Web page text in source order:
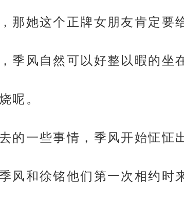
那她这个正牌女朋友肯定要
季风自然可以好整以暇的坐
呢。
的一些事情，季风开始怔怔
风和徐铭他们第一次相约时